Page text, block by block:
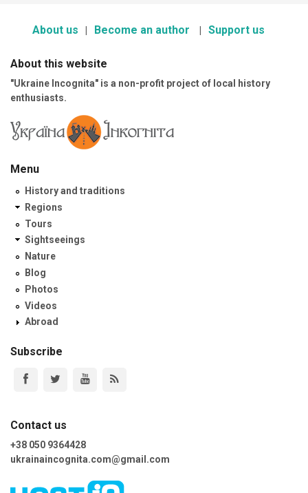
About us Become an author Support us
About this website
"Ukraine Incognita" is a non-profit project of local history
enthusiasts.
Menu
History and traditions
Regions
Tours
Sightseeings
Nature
Blog
Photos
Videos
Abroad
Subscribe
Contact us
+38 050 9364428
ukrainaincognita.com@gmail.com